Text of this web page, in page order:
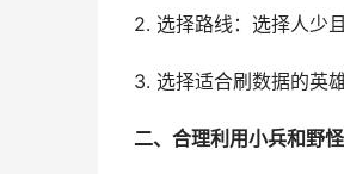
2. 选择路线：选择人少
3. 选择适合刷数据的英
二、合理利用小兵和野怪